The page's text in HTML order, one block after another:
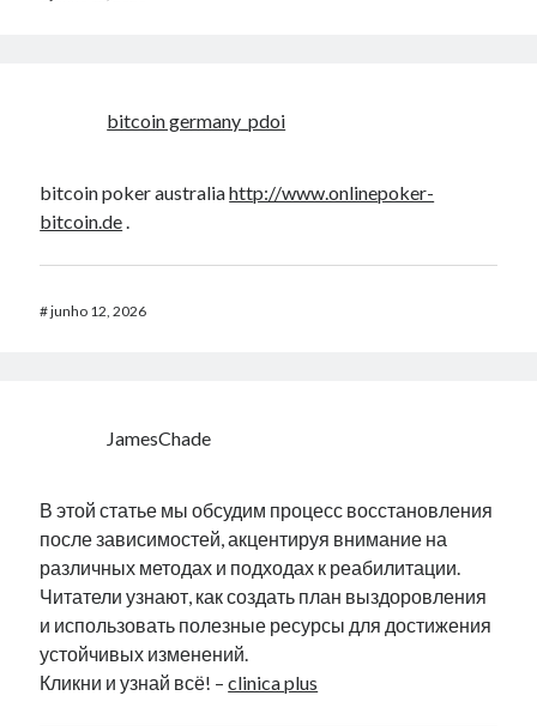
bitcoin germany_pdoi
bitcoin poker australiahttp://www.onlinepoker-
bitcoin.de.
#junho 12, 2026
JamesChade
В этой статье мы обсудим процесс восстановления
после зависимостей, акцентируя внимание на
различных методах и подходах к реабилитации.
Читатели узнают, как создать план выздоровления
и использовать полезные ресурсы для достижения
устойчивых изменений.
Кликни и узнай всё! –clinica plus